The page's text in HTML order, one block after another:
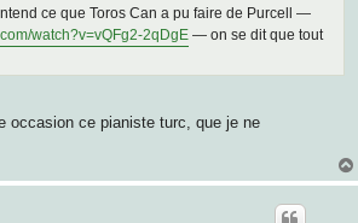
ce que Toros Can a pu faire de Purcell —
watch?v=vQFg2-2qDgE — on se dit que tout
occasion ce pianiste turc, que je ne